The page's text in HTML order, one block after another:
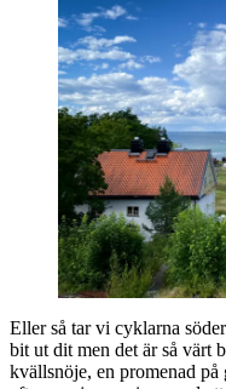
Eller så tar vi cyklarna
bit ut dit men det är så värt
kvällsnöje, en promenad på